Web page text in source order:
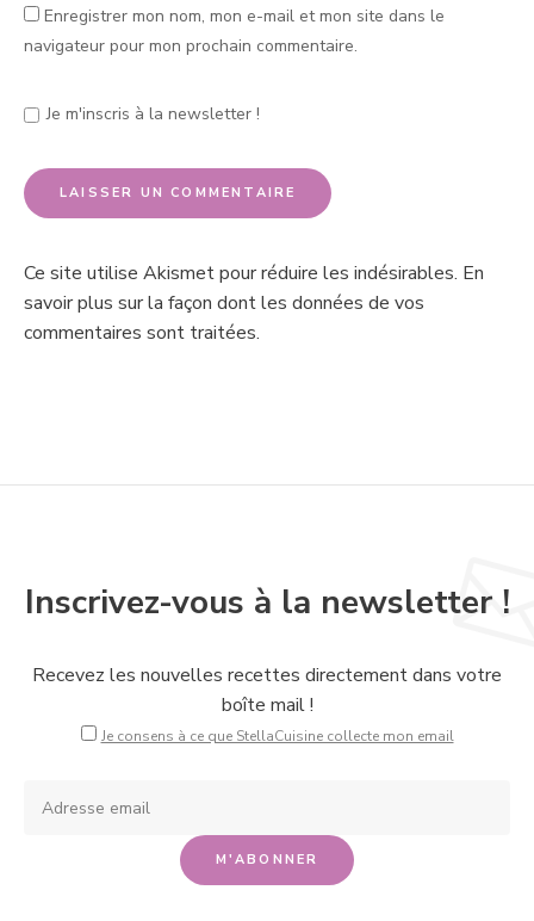
Enregistrer mon nom, mon e-mail et mon site dans le
navigateur pour mon prochain commentaire.
Je m'inscris à la newsletter !
Ce site utilise Akismet pour réduire les indésirables. En
savoir plus sur la façon dont les données de vos
commentaires sont traitées.
Inscrivez-vous à la newsletter !
Recevez les nouvelles recettes directement dans votre
boîte mail !
Je consens à ce que StellaCuisine collecte mon email